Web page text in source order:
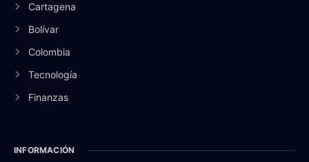
Cartagena
Bolívar
Colombia
Tecnología
Finanzas
INFORMACIÓN